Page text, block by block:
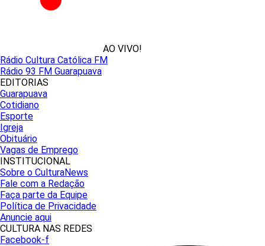
AO VIVO!
Rádio Cultura Católica FM
Rádio 93 FM Guarapuava
EDITORIAS
Guarapuava
Cotidiano
Esporte
Igreja
Obituário
Vagas de Emprego
INSTITUCIONAL
Sobre o CulturaNews
Fale com a Redação
Faça parte da Equipe
Política de Privacidade
Anuncie aqui
CULTURA NAS REDES
Facebook-f